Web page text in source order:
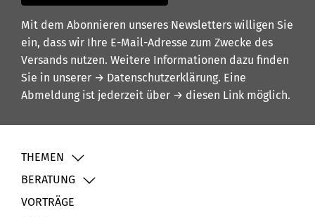
Mit dem Abonnieren unseres Newsletters willigen Sie
ein, dass wir Ihre E-Mail-Adresse zum Zwecke des
Versands nutzen. Weitere Informationen dazu finden
Sie in unserer → Datenschutzerklärung. Eine
Abmeldung ist jederzeit über → diesen Link möglich.
THEMEN
BERATUNG
VORTRÄGE